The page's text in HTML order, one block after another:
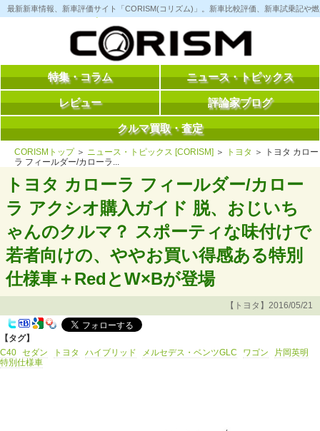
コ
ン
へ
最新新車情報、新車評価サイト「CORISM(コリズム)」。新車比較評価、新車試乗記や
特集・コラム ニュース・トピックス
レビュー 評論家ブログ
クルマ買取・査定
CORISMトップ＞ ニュース・トピックス [CORISM] ＞ トヨタ ＞ トヨタ カロー
ラ フィールダー/カローラ...
トヨタ カローラ フィールダー/カロー
ラ アクシオ購入ガイド 脱、おじいち
ゃんのクルマ？ スポーティな味付けで
若者向けの、ややお買い得感ある特別
仕様車＋RedとW×Bが登場
【トヨタ】2016/05/21
【タグ】
C40 セダン トヨタ ハイブリッド メルセデス・ベンツGLC ワゴン
片岡英明
特別仕様車